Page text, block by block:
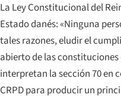
La Ley Constitucional del
Estado danés: «Ninguna
tales razones, eludir el
abierto de las
interpretan la sección 70 en
CRPD para producir un